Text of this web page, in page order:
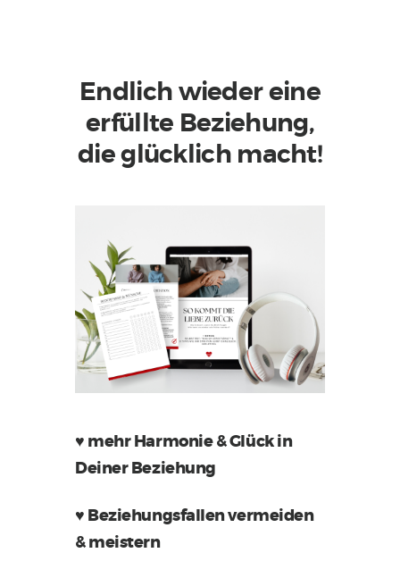
Endlich wieder eine
erfüllte Beziehung,
die glücklich macht!
♥ mehr Harmonie & Glück in
Deiner Beziehung
♥ Beziehungsfallen vermeiden
& meistern